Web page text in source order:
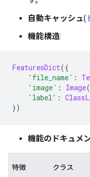
自動キャッシュ(
機能構造:
FeaturesDict({
'file_name' :
'image' : Image(
'label' :
})
機能のドキュメ
特徴 クラス